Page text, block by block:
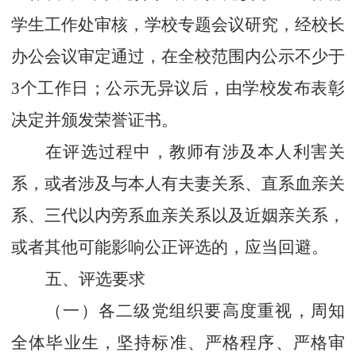
学生工作处审核，学校专题会议研究，经校长
办公会议审定通过，在全校范围内公示不少于
3个工作日；公示无异议后，由学校发布表彰
决定并颁发荣誉证书。
在评选过程中，教师有涉及本人利害关
系，或者涉及与本人有夫妻关系、直系血亲关
系、三代以内旁系血亲关系以及近姻亲关系，
或者其他可能影响公正评选的，应当回避。
五、评选要求
（一）各二级党组织要高度重视，周知
全体毕业生，坚持标准、严格程序、严格审